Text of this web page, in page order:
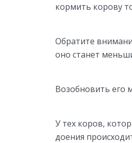
кормить корову
Обратите
оно станет
Возобновить его
У тех коров,
доения